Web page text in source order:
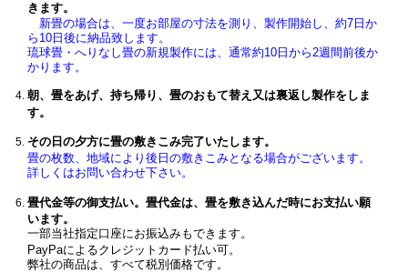
きます。
新畳の場合は、一度お部屋の寸法を測り、製作開始し、約7日か
ら10日後に納品致します。
琉球畳・へりなし畳の新規製作には、通常約10日から2週間前後か
かります。
朝、畳をあげ、持ち帰り、畳のおもて替え又は裏返し製作をしま
す。
その日の夕方に畳の敷きこみ完了いたします。
畳の枚数、地域により後日の敷きこみとなる場合がございます。
詳しくはお問い合わせ下さい。
畳代金等の御支払い。畳代金は、畳を敷き込んだ時にお支払い願
います。
一部当社指定口座にお振込みもできます。
PayPaによるクレジットカード払い可。
弊社の商品は、すべて税別価格です。